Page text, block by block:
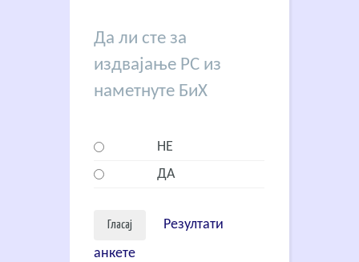
Да ли сте за
издвајање РС из
наметнуте БиХ
НЕ
ДА
Резултати
анкете